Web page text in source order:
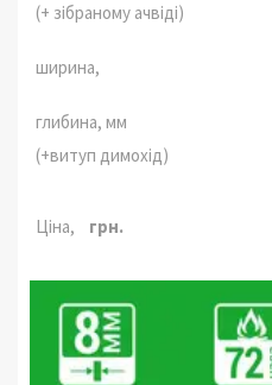
(+ зібраному ачвіді)
ширина,
глибина, мм
(+витуп димохід)
Ціна, грн.